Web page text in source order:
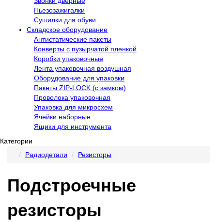
Пьезозажигалки
Сушилки для обуви
Складское оборудование
Антистатические пакеты
Конверты с пузырчатой пленкой
Коробки упаковочные
Лента упаковочная воздушная
Оборудование для упаковки
Пакеты ZIP-LOCK (с замком)
Проволока упаковочная
Упаковка для микросхем
Ячейки наборные
Ящики для инструмента
Категории
Радиодетали
Резисторы
Подстроечные
резисторы